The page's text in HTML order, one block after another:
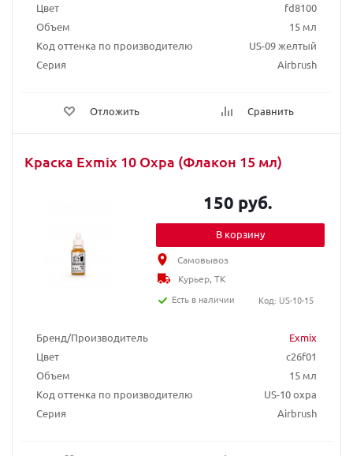
Цвет
fd8100
Объем
15 мл
Код оттенка по производителю
US-09 желтый
Серия
Airbrush
Отложить Сравнить
Краска Exmix 10 Охра (Флакон 15 мл)
Бренд/Производитель
Exmix
Цвет
c26f01
Объем
15 мл
Код оттенка по производителю
US-10 охра
Серия
Airbrush
150 руб.
В корзину
Самовывоз
Курьер, ТК
Есть в наличии
Код: US-10-15